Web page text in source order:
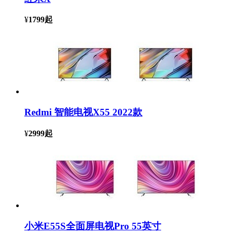
¥1799起
Redmi 智能电视X55 2022款
¥2999起
小米E55S全面屏电视Pro 55英寸